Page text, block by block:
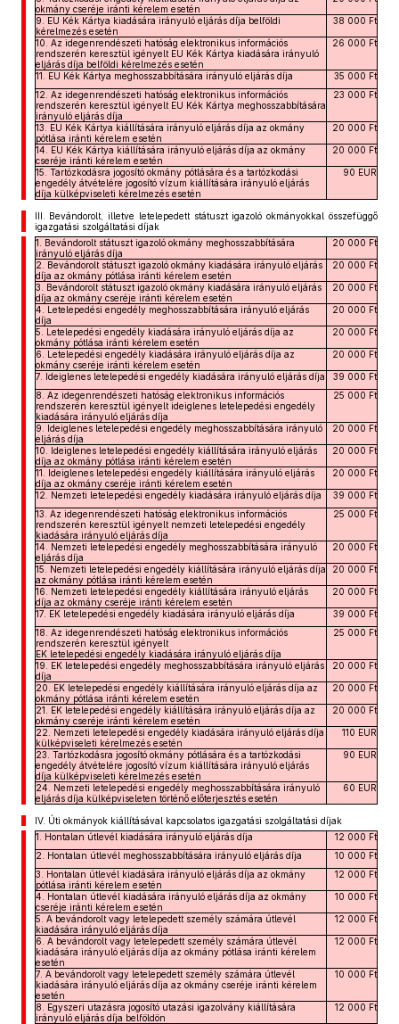
okmány cseréje iránti kérelem esetén
9. EU Kék Kártya kiadására irányuló eljárás díja belföldi
kérelmezés esetén
38 000 Ft
10. Az idegenrendészeti hatóság elektronikus információs
rendszerén keresztül igényelt EU Kék Kártya kiadására irányuló
eljárás díja belföldi kérelmezés esetén
26 000 Ft
11. EU Kék Kártya meghosszabbítására irányuló eljárás díja
35 000 Ft
12. Az idegenrendészeti hatóság elektronikus információs
rendszerén keresztül igényelt EU Kék Kártya meghosszabbítására
irányuló eljárás díja
23 000 Ft
13. EU Kék Kártya kiállítására irányuló eljárás díja az okmány
pótlása iránti kérelem esetén
20 000 Ft
14. EU Kék Kártya kiállítására irányuló eljárás díja az okmány
cseréje iránti kérelem esetén
20 000 Ft
15. Tartózkodásra jogosító okmány pótlására és a tartózkodási
engedély átvételére jogosító vízum kiállítására irányuló eljárás
díja külképviseleti kérelmezés esetén
90 EUR
III.
Bevándorolt, illetve letelepedett státuszt igazoló okmányokkal összefüggő
igazgatási szolgáltatási díjak
1. Bevándorolt státuszt igazoló okmány meghosszabbítására
irányuló eljárás díja
20 000 Ft
2. Bevándorolt státuszt igazoló okmány kiadására irányuló eljárás
díja az okmány pótlása iránti kérelem esetén
20 000 Ft
3. Bevándorolt státuszt igazoló okmány kiadására irányuló eljárás
díja az okmány cseréje iránti kérelem esetén
20 000 Ft
4. Letelepedési engedély meghosszabbítására irányuló eljárás
díja
20 000 Ft
5. Letelepedési engedély kiadására irányuló eljárás díja az
okmány pótlása iránti kérelem esetén
20 000 Ft
6. Letelepedési engedély kiadására irányuló eljárás díja az
okmány cseréje iránti kérelem esetén
20 000 Ft
7. Ideiglenes letelepedési engedély kiadására irányuló eljárás díja
39 000 Ft
8. Az idegenrendészeti hatóság elektronikus információs
rendszerén keresztül igényelt ideiglenes letelepedési engedély
kiadására irányuló eljárás díja
25 000 Ft
9. Ideiglenes letelepedési engedély meghosszabbítására irányuló
eljárás díja
20 000 Ft
10. Ideiglenes letelepedési engedély kiállítására irányuló eljárás
díja az okmány pótlása iránti kérelem esetén
20 000 Ft
11. Ideiglenes letelepedési engedély kiállítására irányuló eljárás
díja az okmány cseréje iránti kérelem esetén
20 000 Ft
12. Nemzeti letelepedési engedély kiadására irányuló eljárás díja
39 000 Ft
13. Az idegenrendészeti hatóság elektronikus információs
rendszerén keresztül igényelt nemzeti letelepedési engedély
kiadására irányuló eljárás díja
25 000 Ft
14. Nemzeti letelepedési engedély meghosszabbítására irányuló
eljárás díja
20 000 Ft
15. Nemzeti letelepedési engedély kiállítására irányuló eljárás díja
az okmány pótlása iránti kérelem esetén
20 000 Ft
16. Nemzeti letelepedési engedély kiállítására irányuló eljárás
díja az okmány cseréje iránti kérelem esetén
20 000 Ft
17. EK letelepedési engedély kiadására irányuló eljárás díja
39 000 Ft
18. Az idegenrendészeti hatóság elektronikus információs
rendszerén keresztül igényelt
EK letelepedési engedély kiadására irányuló eljárás díja
25 000 Ft
19. EK letelepedési engedély meghosszabbítására irányuló eljárás
díja
20 000 Ft
20. EK letelepedési engedély kiállítására irányuló eljárás díja az
okmány pótlása iránti kérelem esetén
20 000 Ft
21. EK letelepedési engedély kiállítására irányuló eljárás díja az
okmány cseréje iránti kérelem esetén
20 000 Ft
22. Nemzeti letelepedési engedély kiadására irányuló eljárás díja
külképviseleti kérelmezés esetén
110 EUR
23. Tartózkodásra jogosító okmány pótlására és a tartózkodási
engedély átvételére jogosító vízum kiállítására irányuló eljárás
díja külképviseleti kérelmezés esetén
90 EUR
24. Nemzeti letelepedési engedély meghosszabbítására irányuló
eljárás díja külképviseleten történő előterjesztés esetén
60 EUR
IV. Úti okmányok kiállításával kapcsolatos igazgatási szolgáltatási díjak
1. Hontalan útlevél kiadására irányuló eljárás díja
12 000 Ft
2. Hontalan útlevél meghosszabbítására irányuló eljárás díja
10 000 Ft
3. Hontalan útlevél kiadására irányuló eljárás díja az okmány
pótlása iránti kérelem esetén
12 000 Ft
4. Hontalan útlevél kiadására irányuló eljárás díja az okmány
cseréje iránti kérelem esetén
10 000 Ft
5. A bevándorolt vagy letelepedett személy számára útlevél
kiadására irányuló eljárás díja
12 000 Ft
6. A bevándorolt vagy letelepedett személy számára útlevél
kiadására irányuló eljárás díja az okmány pótlása iránti kérelem
esetén
12 000 Ft
7. A bevándorolt vagy letelepedett személy számára útlevél
kiadására irányuló eljárás díja az okmány cseréje iránti kérelem
esetén
10 000 Ft
8. Egyszeri utazásra jogosító utazási igazolvány kiállítására
irányuló eljárás díja belföldön
12 000 Ft